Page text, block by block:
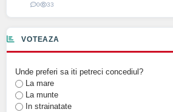
0 33
VOTEAZA
Unde preferi sa iti petreci concediul?
La mare
La munte
In strainatate